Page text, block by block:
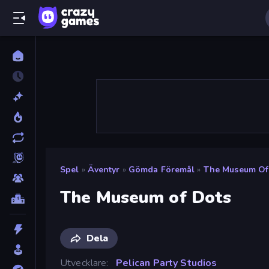
Spel » Äventyr » Gömda Föremål » The Museum
The Museum of Dots
Dela
Utvecklare
Pelican Party Studios